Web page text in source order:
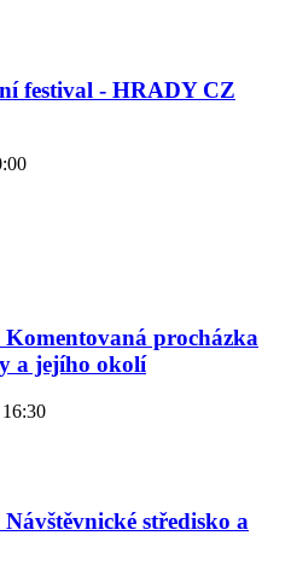
festival - HRADY CZ
procházka
a jejího okolí
středisko a